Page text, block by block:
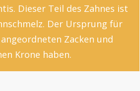
Dieser Teil des Zahnes ist
Der Ursprung für
Zacken und
Krone haben.